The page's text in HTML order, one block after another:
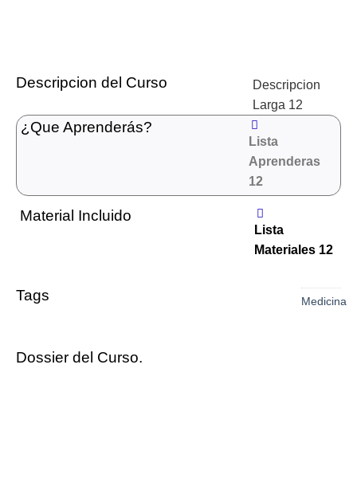
Descripcion del Curso
Descripcion
Larga 12
¿Que Aprenderás?
Lista
Aprenderas
12
Material Incluido
Lista
Materiales 12
Tags Medicina
Dossier del Curso.